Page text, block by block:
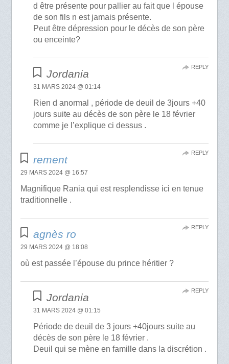
d être présente pour pallier au fait que l épouse
de son fils n est jamais présente.
Peut être dépression pour le décès de son père
ou enceinte?
Jordania
31 MARS 2024 @ 01:14
Rien d anormal , période de deuil de 3jours +40
jours suite au décès de son père le 18 février
comme je l’explique ci dessus .
REPLY
rement
29 MARS 2024 @ 16:57
Magnifique Rania qui est resplendisse ici en tenue
traditionnelle .
REPLY
agnès ro
29 MARS 2024 @ 18:08
où est passée l’épouse du prince héritier ?
REPLY
Jordania
31 MARS 2024 @ 01:15
Période de deuil de 3 jours +40jours suite au
décès de son père le 18 février .
Deuil qui se mène en famille dans la discrétion .
REPLY